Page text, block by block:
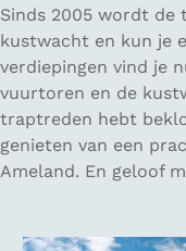
Sinds 2005 wordt
kustwacht en kun je
verdiepingen vind je
vuurtoren en de
traptreden hebt
genieten van een
Ameland. En geloof